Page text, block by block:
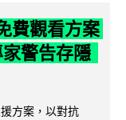
費觀看方案
警告存隱
方案，以對抗